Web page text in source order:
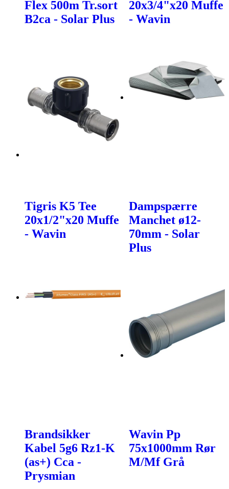
Flex 500m Tr.sort
B2ca - Solar Plus
20x3/4"x20 Muffe
- Wavin
Tigris K5 Tee
20x1/2"x20 Muffe
- Wavin
Dampspærre
Manchet ø12-
70mm - Solar
Plus
Brandsikker
Kabel 5g6 Rz1-K
(as+) Cca -
Prysmian
Wavin Pp
75x1000mm Rør
M/Mf Grå